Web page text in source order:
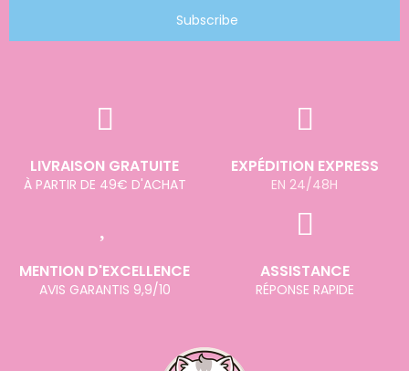
Subscribe
LIVRAISON GRATUITE
À PARTIR DE 49€ D'ACHAT
EXPÉDITION EXPRESS
EN 24/48H
MENTION D'EXCELLENCE
AVIS GARANTIS 9,9/10
ASSISTANCE
RÉPONSE RAPIDE